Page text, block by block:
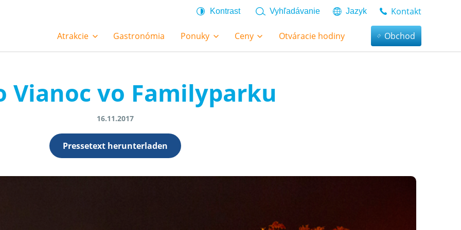
Kontrast Vyhľadávanie Jazyk Kontakt
Atrakcie Gastronómia Ponuky Ceny Otváracie hodiny Obchod
Vianoc vo Familyparku
16.11.2017
Pressetext herunterladen